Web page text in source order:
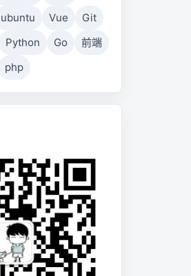
ubuntu Vue
Git
Python Go
前端
php